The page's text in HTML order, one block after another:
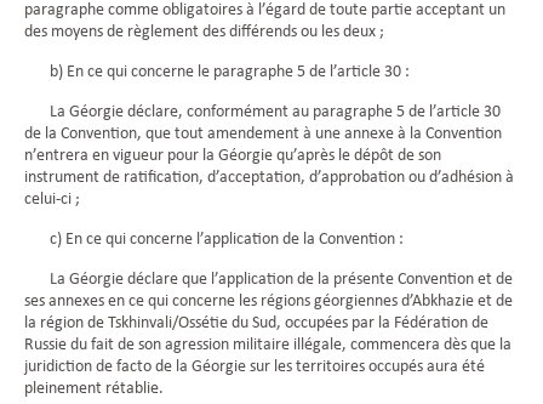
paragraphe comme obligatoires à l’égard de toute partie acceptant un
des moyens de règlement des différends ou les deux ;
b) En ce qui concerne le paragraphe 5 de l’article 30 :
La Géorgie déclare, conformément au paragraphe 5 de l’article 30
de la Convention, que tout amendement à une annexe à la Convention
n’entrera en vigueur pour la Géorgie qu’après le dépôt de son
instrument de ratification, d’acceptation, d’approbation ou d’adhésion à
celui-ci ;
c) En ce qui concerne l’application de la Convention :
La Géorgie déclare que l’application de la présente Convention et de
ses annexes en ce qui concerne les régions géorgiennes d’Abkhazie et de
la région de Tskhinvali/Ossétie du Sud, occupées par la Fédération de
Russie du fait de son agression militaire illégale, commencera dès que la
juridiction de facto de la Géorgie sur les territoires occupés aura été
pleinement rétablie.